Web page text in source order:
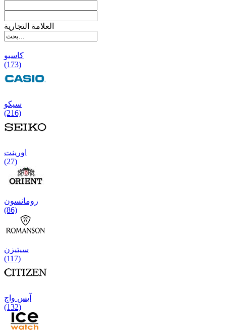
العلامة التجارية
کاسیو
(173)
سیکو
(216)
اورینت
(27)
رومانسون
(86)
سیتیزن
(117)
آیس واج
(132)